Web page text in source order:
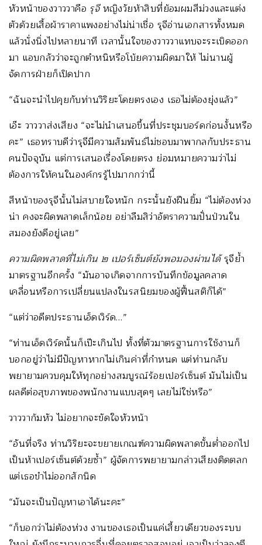
หัวหน้าของวาววาคือ รุจีหญิงวัยห้าสิบที่ย้อมผมสีม่วงและแต่ง
ตัวด้วยเสื้อผ้าราคาแพงอย่างไม่น่าเชื่อ รุจีอ่านเอกสารทั้งหมด
แล้วนั่งนิ่งไปหลายนาที เวลานั้นใจของวาววาแทบจะระเบิดออก
มา แอบกลัวว่าจะถูกตำหนิหรือโบ้ยความผิดมาให้ ไม่นานผู้
จัดการฝ่ายก็เปิดปาก
“ฉันจะนำไปคุยกับท่านวิริยะโดยตรงเอง เธอไม่ต้องยุ่งแล้ว”
เอ๊ะ วาววาส่งเสียง “จะไม่นำเสนอขึ้นที่ประชุมบอร์ดก่อนงั้นหรือ
คะ” เธอทราบดีว่ารุจีมีความสัมพันธ์ไม่ชอบมาพากลกับประธาน
คนปัจจุบัน แต่การเสนอเรื่องโดยตรง ย่อมหมายความว่าไม่
ต้องการให้คนในองค์กรรู้ไปมากกว่านี้
สีหน้าของรุจีนั้นไม่สบายใจหนัก กระนั้นยังฝืนยิ้ม “ไม่ต้องห่วง
น่า คงจะผิดพลาดเล็กน้อย อย่าลืมสิว่าอัตราความปั่นป่วนใน
สมองยังดีอยู่เลย”
ความผิดพลาดที่ไม่เกิน ๒ เปอร์เซ็นต์ยังพอมองผ่านได้รุจีย้ำ
มาตรฐานอีกครั้ง “มันอาจเกิดจากการบันทึกข้อมูลคลาด
เคลื่อนหรือการเปลี่ยนแปลงในรสนิยมของผู้ฟื้นสติก็ได้”
“แต่ว่าอดีตประธานเอ็ดเวิร์ด…”
“ท่านเอ็ดเวิร์ดนั้นก็เป๊ะเกินไป ทั้งที่ตัวมาตรฐานการใช้งานก็
บอกอยู่ว่าไม่มีปัญหาหากไม่เกินค่าที่กำหนด แต่ท่านกลับ
พยายามควบคุมให้ทุกอย่างสมบูรณ์ร้อยเปอร์เซ็นต์ มันไม่เป็น
ผลดีต่อสุขภาพของพนักงานแบบสุดๆ เลยไม่ใช่หรือ”
วาววาก้มหัว ไม่อยากจะขัดใจหัวหน้า
“อันที่จริง ท่านวิริยะจะขยายเกณฑ์ความผิดพลาดขั้นต่ำออกไป
เป็นห้าเปอร์เซ็นต์ด้วยซ้ำ” ผู้จัดการพยายามกล่าวเสียงติดตลก
แต่เธอขำไม่ออกสักนิด
“มันจะเป็นปัญหาเอาได้นะคะ”
“ก็บอกว่าไม่ต้องห่วง งานของเธอเป็นแค่เสี้ยวเดียวของระบบ